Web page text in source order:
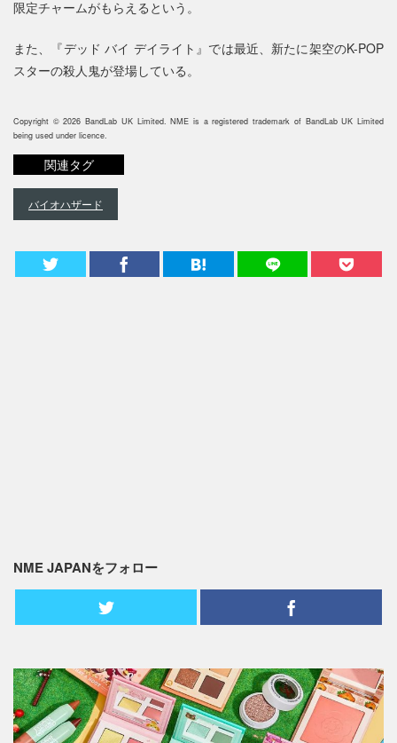
限定チャームがもらえるという。
また、『デッド バイ デイライト』では最近、新たに架空のK-POP
スターの殺人鬼が登場している。
Copyright © 2026 BandLab UK Limited. NME is a registered trademark of BandLab UK Limited
being used under licence.
関連タグ
バイオハザード
NME JAPANをフォロー